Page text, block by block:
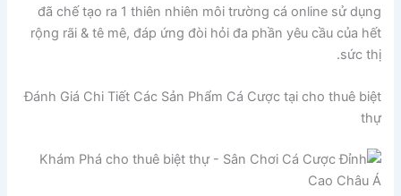
đã chế tạo ra 1 thiên nhiên môi trường cá online sử dụng
rộng rãi & tê mê, đáp ứng đòi hỏi đa phần yêu cầu của hết
sức thị.
Đánh Giá Chi Tiết Các Sản Phẩm Cá Cược tại cho thuê biệt
thự